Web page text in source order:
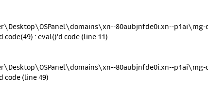
80aubjnfde0i.xn--
code(49) : eval()'d code (line 11)
80aubjnfde0i.xn--
code (line 49)